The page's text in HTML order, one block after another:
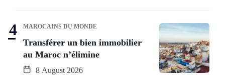
MAROCAINS DU MONDE
Transférer un bien immobilier
au Maroc n’élimine
8 August 2026